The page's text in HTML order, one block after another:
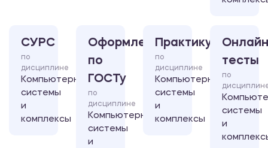
СУРС
по
дисциплине
Компьютерные
системы
и
комплексы
Оформление
по
ГОСТу
по
дисциплине
Компьютерные
системы
и
Практикум
по
дисциплине
Компьютерные
системы
и
комплексы
тесты
по
системы
и